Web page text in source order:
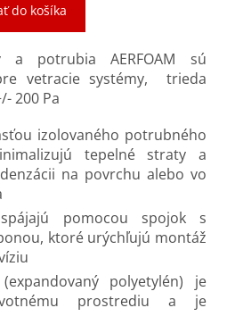
do košíka
a potrubia AERFOAM sú
vetracie systémy, trieda
200 Pa
izolovaného potrubného
tepelné straty a
na povrchu alebo vo
pomocou spojok s
ktoré urýchľujú montáž
polyetylén) je
prostrediu a je